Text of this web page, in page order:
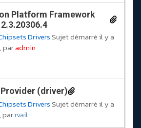
Platform Framework
DriversSujet démarré il y a
paradmin
Provider (driver)
DriversSujet démarré il y a
parrvail